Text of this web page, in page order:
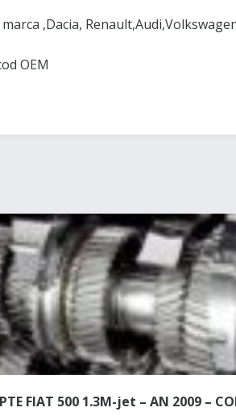
,Dacia,
OEM
FIAT 500 1.3M-jet – AN 2009 –